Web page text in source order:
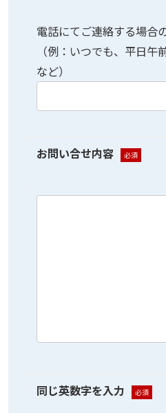
電話にてご連絡する場合
（例：いつでも、平日
など）
お問い合せ内容 必須
同じ英数字を入力 必須